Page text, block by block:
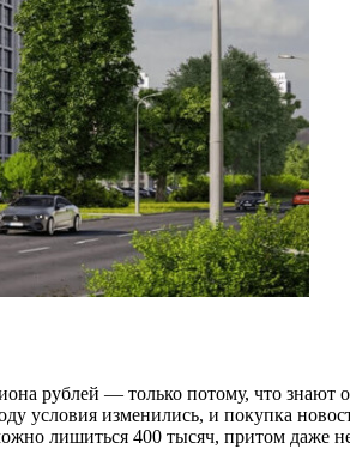
рублей — только потому, что
условия изменились, и покупка
лишиться 400 тысяч, притом даже